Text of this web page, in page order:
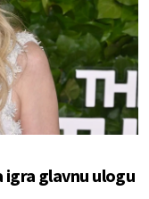
igra glavnu ulogu